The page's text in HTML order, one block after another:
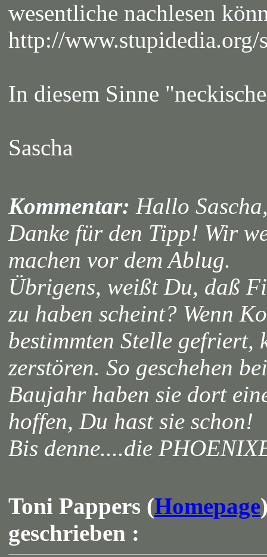
wesentliche nachlesen
http://
In diesem Sinne
Sascha
Kommentar: Hallo
Danke für den Tipp! Wir
machen vor dem Ablug.
Übrigens, weißt Du, daß
zu haben scheint? Wenn
bestimmten Stelle gefriert,
zerstören. So geschehen
Baujahr haben sie dort
hoffen, Du hast sie schon!
Bis denne....die
Toni Pappers (Homepage
geschrieben :